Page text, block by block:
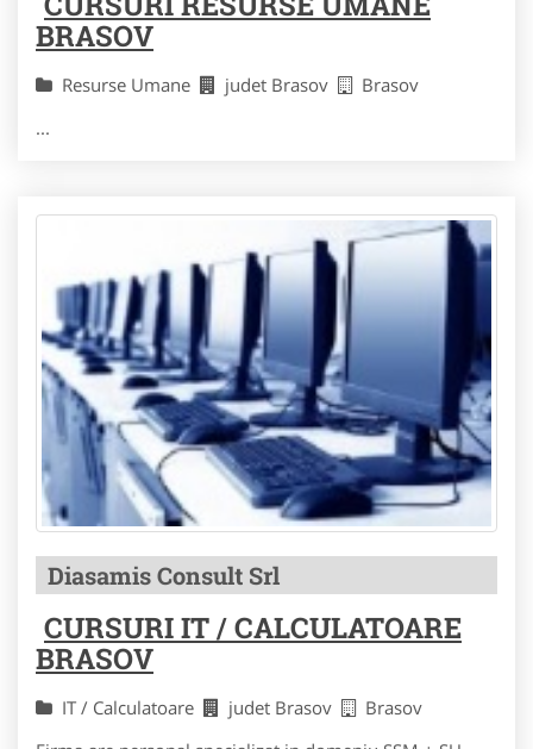
BRASOV
Resurse Umane judet Brasov
Brasov
...
Diasamis Consult Srl
CURSURI IT / CALCULATOARE
BRASOV
IT / Calculatoare judet Brasov
Brasov